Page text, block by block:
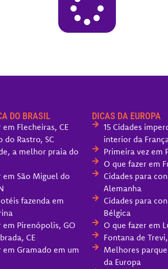
DO BRASIL
Flecheiras, CE
do Rastro, SC
a melhor praia do
em São Miguel do
fazenda em
em Pirenópolis, GO
CE
em Gramado em um
DICAS DA EUROPA
15 Cidades
interior da
Primeira vez em
O que fazer em
Cidades para
Alemanha
Cidades para
Bélgica
O que fazer em
Fontana de
Melhores
da Europa